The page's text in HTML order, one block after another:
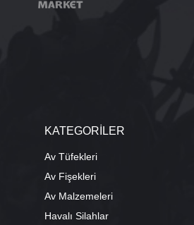
KATEGORİLER
Av Tüfekleri
Av Fişekleri
Av Malzemeleri
Havalı Silahlar